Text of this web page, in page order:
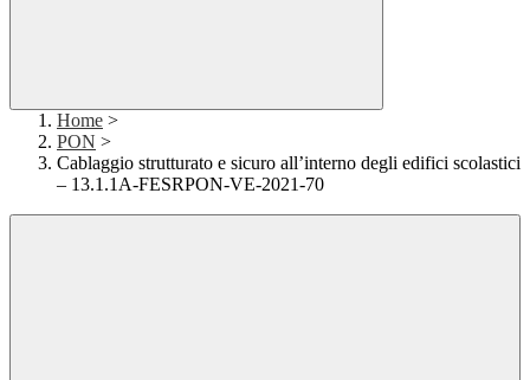
Home >
PON >
Cablaggio strutturato e sicuro all’interno degli edifici scolastici
– 13.1.1A-FESRPON-VE-2021-70